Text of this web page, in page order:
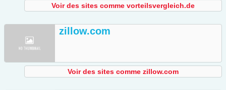
Voir des sites comme vorteilsvergleich.de
zillow.com
Voir des sites comme zillow.com